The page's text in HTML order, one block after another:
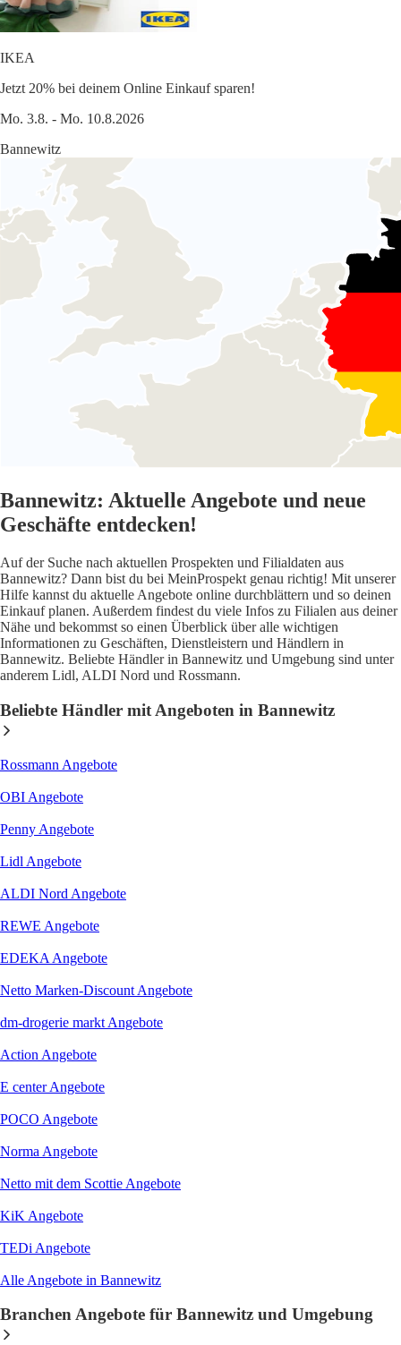
IKEA
Jetzt 20% bei deinem Online Einkauf sparen!
Mo. 3.8. - Mo. 10.8.2026
Bannewitz
Bannewitz: Aktuelle Angebote und neue
Geschäfte entdecken!
Auf der Suche nach aktuellen Prospekten und Filialdaten aus
Bannewitz? Dann bist du bei MeinProspekt genau richtig! Mit unserer
Hilfe kannst du aktuelle Angebote online durchblättern und so deinen
Einkauf planen. Außerdem findest du viele Infos zu Filialen aus deiner
Nähe und bekommst so einen Überblick über alle wichtigen
Informationen zu Geschäften, Dienstleistern und Händlern in
Bannewitz. Beliebte Händler in Bannewitz und Umgebung sind unter
anderem Lidl, ALDI Nord und Rossmann.
Beliebte Händler mit Angeboten in Bannewitz
Rossmann Angebote
OBI Angebote
Penny Angebote
Lidl Angebote
ALDI Nord Angebote
REWE Angebote
EDEKA Angebote
Netto Marken-Discount Angebote
dm-drogerie markt Angebote
Action Angebote
E centerAngebote
POCO Angebote
Norma Angebote
Netto mit dem Scottie Angebote
KiK Angebote
TEDi Angebote
Alle Angebote in Bannewitz
Branchen Angebote für Bannewitz und Umgebung